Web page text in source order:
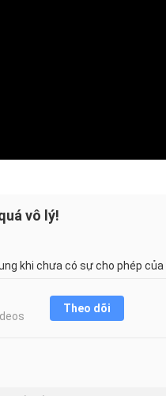
vô lý!
khi chưa có sự cho phép
Theo dõi